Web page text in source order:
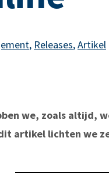
, Releases,Artikel
we, zoals altijd,
artikel lichten we